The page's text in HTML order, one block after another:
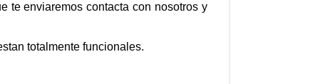
te enviaremos contacta con nosotros y
totalmente funcionales.